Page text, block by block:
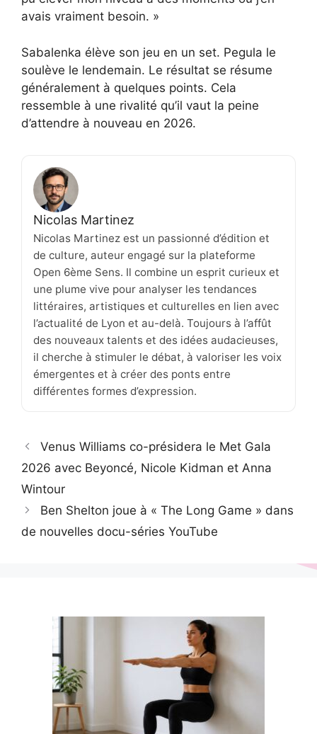
avais vraiment besoin. »
Sabalenka élève son jeu en un set. Pegula le
soulève le lendemain. Le résultat se résume
généralement à quelques points. Cela
ressemble à une rivalité qu’il vaut la peine
d’attendre à nouveau en 2026.
Nicolas Martinez
Nicolas Martinez est un passionné d’édition et
de culture, auteur engagé sur la plateforme
Open 6ème Sens. Il combine un esprit curieux et
une plume vive pour analyser les tendances
littéraires, artistiques et culturelles en lien avec
l’actualité de Lyon et au-delà. Toujours à l’affût
des nouveaux talents et des idées audacieuses,
il cherche à stimuler le débat, à valoriser les voix
émergentes et à créer des ponts entre
différentes formes d’expression.
Venus Williams co-présidera le Met Gala
2026 avec Beyoncé, Nicole Kidman et Anna
Wintour
Ben Shelton joue à « The Long Game » dans
de nouvelles docu-séries YouTube